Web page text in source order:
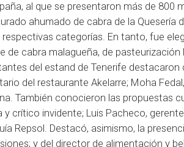
al que se presentaron más de
ahumado de cabra de la
categorías. En tanto, fue
de cabra malagueña, de
del estand de Tenerife
del restaurante Akelarre; Moha
También conocieron las propuestas
crítico invidente; Luis Pacheco,
Repsol. Destacó, asimismo, la
y del director de alimentación y